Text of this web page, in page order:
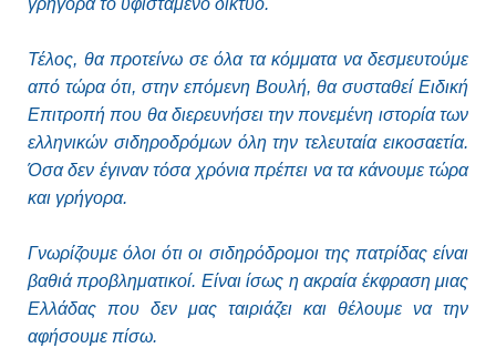
γρήγορα το υφιστάμενο δίκτυο.
Τέλος, θα προτείνω σε όλα τα κόμματα να δεσμευτούμε
από τώρα ότι, στην επόμενη Βουλή, θα συσταθεί Ειδική
Επιτροπή που θα διερευνήσει την πονεμένη ιστορία των
ελληνικών σιδηροδρόμων όλη την τελευταία εικοσαετία.
Όσα δεν έγιναν τόσα χρόνια πρέπει να τα κάνουμε τώρα
και γρήγορα.
Γνωρίζουμε όλοι ότι οι σιδηρόδρομοι της πατρίδας είναι
βαθιά προβληματικοί. Είναι ίσως η ακραία έκφραση μιας
Ελλάδας που δεν μας ταιριάζει και θέλουμε να την
αφήσουμε πίσω.